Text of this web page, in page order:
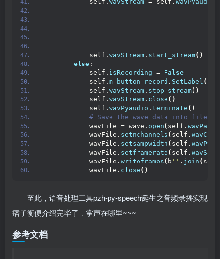
            self.
wavStream = self. wavPyaudio
            self.
wavStream . start_stream()
else :
            self.
isRecording = False
            self.
m_button_record . SetLabel (
            self.
wavStream . stop_stream()
            self.
wavStream . close ()
            self.
wavPyaudio . terminate ()
# Save the wave data into file
            wavFile = wave.
open ( self. wavPath
            wavFile.
setnchannels ( self.
            wavFile.
setsampwidth ( self.
            wavFile.
setframerate ( self.
            wavFile.
writeframes ( b '' . join (
            wavFile.
close ()
至此，语音处理工具pzh-py-speech诞生之音频录播实现
痞子衡便介绍完毕了，掌声在哪里~~~
参考文档